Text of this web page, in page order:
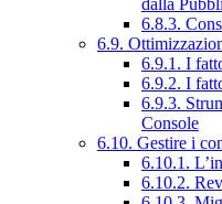
6.8.3.
6.9.
6.9.1. I
6.9.2. I
6.9.3.
Console
6.10. Gestire i
6.10.1.
6.10.2.